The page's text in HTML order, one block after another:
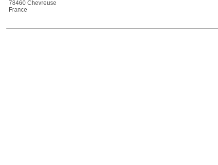
78460 Chevreuse
France